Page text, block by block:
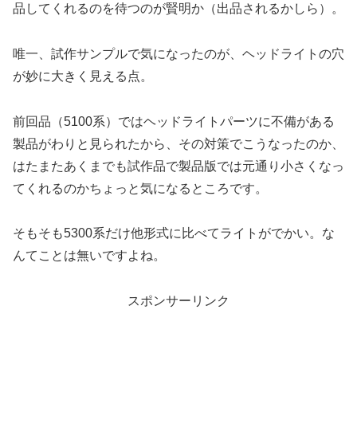
品してくれるのを待つのが賢明か（出品されるかしら）。
唯一、試作サンプルで気になったのが、ヘッドライトの穴
が妙に大きく見える点。
前回品（5100系）ではヘッドライトパーツに不備がある
製品がわりと見られたから、その対策でこうなったのか、
はたまたあくまでも試作品で製品版では元通り小さくなっ
てくれるのかちょっと気になるところです。
そもそも5300系だけ他形式に比べてライトがでかい。な
んてことは無いですよね。
スポンサーリンク